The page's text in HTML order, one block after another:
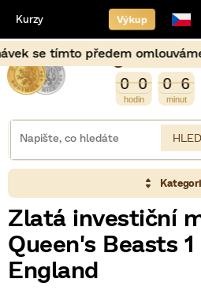
obsah
omlouváme.
Výkup
Kurzy
0
0 0
0 0
0 6
6
Zlatá investiční
Queen's Beasts
England